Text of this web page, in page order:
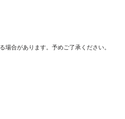
合があります。予めご了承ください。